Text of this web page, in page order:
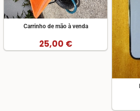
Carrinho de mão à venda
25,00 €